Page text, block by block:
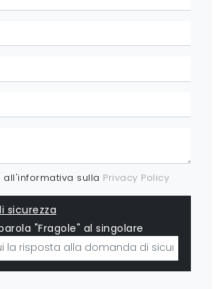
all'informativa sulla Privacy Policy
sicurezza
"Fragole" al singolare